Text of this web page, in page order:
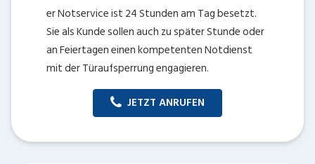
er Notservice ist 24 Stunden am Tag besetzt.
Sie als Kunde sollen auch zu später Stunde oder
an Feiertagen einen kompetenten Notdienst
mit der Türaufsperrung engagieren.
JETZT ANRUFEN